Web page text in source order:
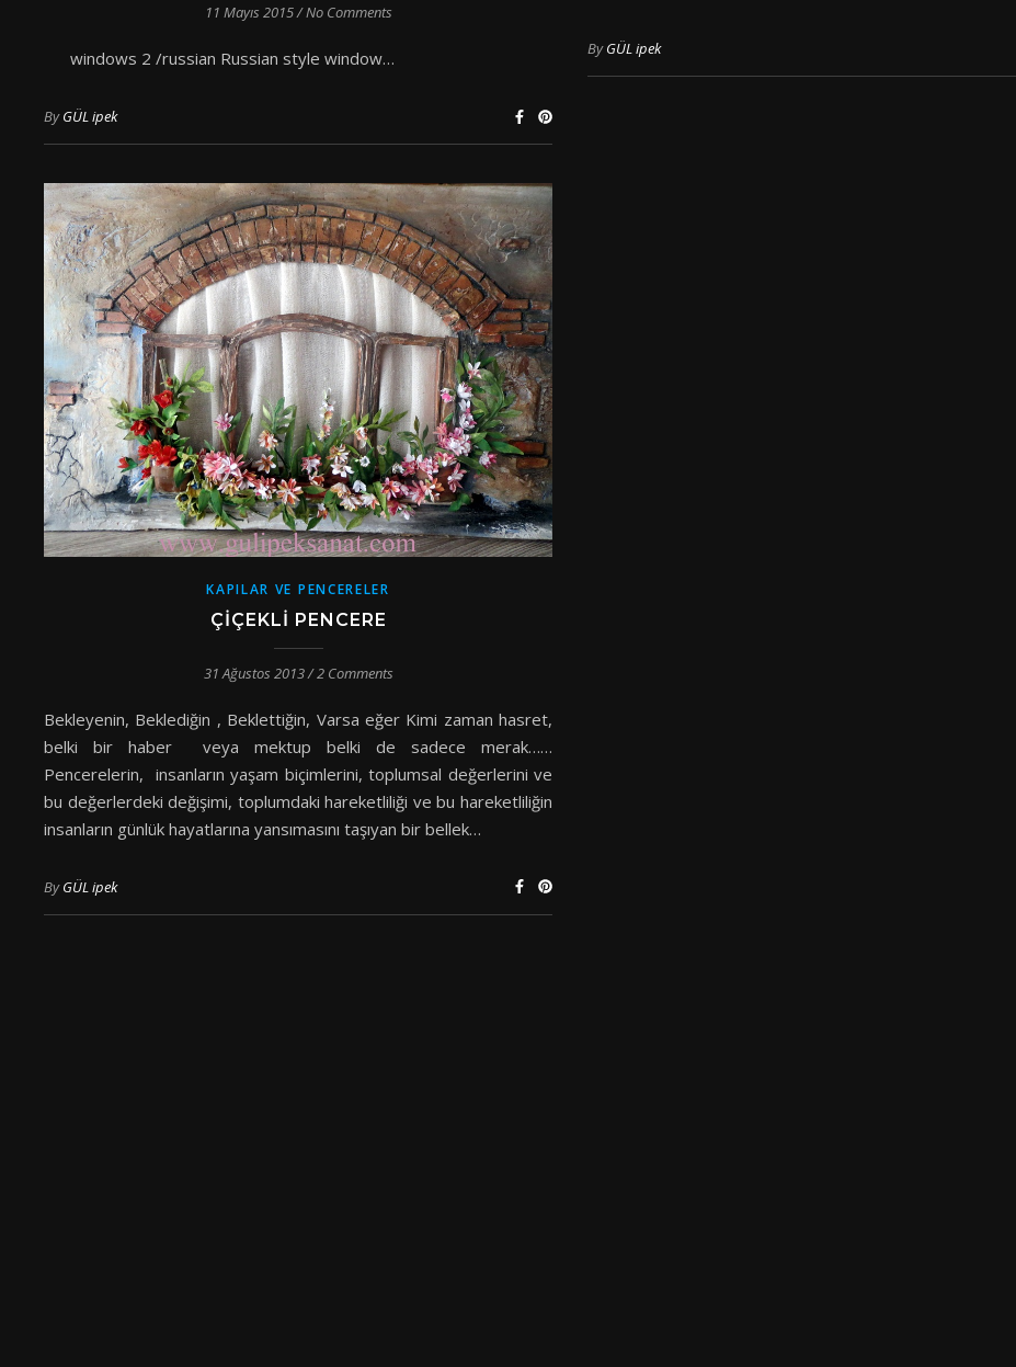
11 Mayıs 2015/No Comments
windows 2 /russian Russian style window…
ByGÜL ipek
ByGÜL ipek
KAPILAR VE PENCERELER
ÇIÇEKLI PENCERE
31 Ağustos 2013/2 Comments
Bekleyenin, Beklediğin , Beklettiğin, Varsa eğer Kimi zaman hasret,
belki bir haber veya mektup belki de sadece merak……
Pencerelerin, insanların yaşam biçimlerini, toplumsal değerlerini ve
bu değerlerdeki değişimi, toplumdaki hareketliliği ve bu hareketliliğin
insanların günlük hayatlarına yansımasını taşıyan bir bellek…
ByGÜL ipek